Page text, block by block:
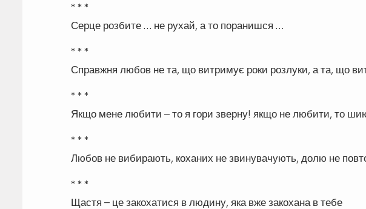
* * *
Серце розбите … не рухай, а то поранишся …
* * *
Справжня любов не та, що витримує роки розлуки, а та, що
* * *
Якщо мене любити – то я гори зверну! якщо не любити, то
* * *
Любов не вибирають, коханих не звинувачують, долю не
* * *
Щастя – це закохатися в людину, яка вже закохана в тебе